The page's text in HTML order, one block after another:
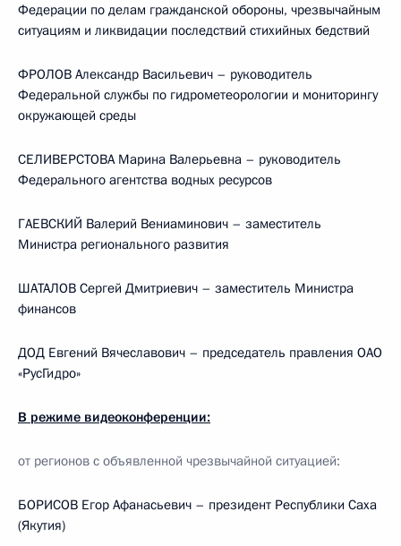
Федерации по делам гражданской обороны, чрезвычайным
ситуациям и ликвидации последствий стихийных бедствий
ФРОЛОВ Александр Васильевич – руководитель
Федеральной службы по гидрометеорологии и мониторингу
окружающей среды
СЕЛИВЕРСТОВА Марина Валерьевна – руководитель
Федерального агентства водных ресурсов
ГАЕВСКИЙ Валерий Вениаминович – заместитель
Министра регионального развития
ШАТАЛОВ Сергей Дмитриевич – заместитель Министра
финансов
ДОД Евгений Вячеславович – председатель правления ОАО
«РусГидро»
В режиме видеоконференции:
от регионов с объявленной чрезвычайной ситуацией:
БОРИСОВ Егор Афанасьевич – президент Республики Саха
(Якутия)